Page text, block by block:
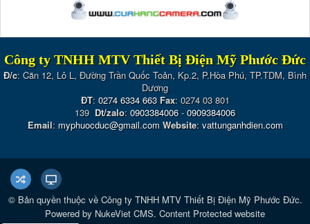
Công ty TNHH MTV Thiết Bị Điện Mỹ Phước Đức
Đ/c: Căn 12, Lô L, Đường Trần Quốc Toản, Kp.2, P.Hòa Phú, TP.TDM, Bình
Dương
ĐT: 0274 6334 663 Fax: 0274 03 801
139 Dt/zalo: 0903384006-0909384006
Email: myphuocduc@gmail.com Website: vattunganhdien.com
© Bản quyền thuộc về Công ty TNHH MTV Thiết Bị Điện Mỹ Phước Đức.
Powered by NukeViet CMS. Content Protected website